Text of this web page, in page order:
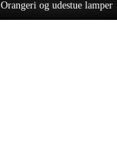
Orangeri og udestue lamper